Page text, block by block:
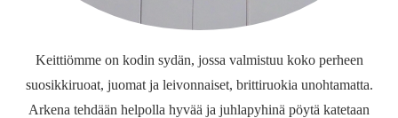
Keittiömme on kodin sydän, jossa valmistuu koko perheen
suosikkiruoat, juomat ja leivonnaiset, brittiruokia unohtamatta.
Arkena tehdään helpolla hyvää ja juhlapyhinä pöytä katetaan